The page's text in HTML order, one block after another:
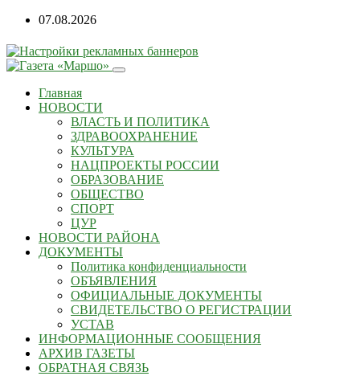
07.08.2026
Главная
НОВОСТИ
ВЛАСТЬ И ПОЛИТИКА
ЗДРАВООХРАНЕНИЕ
КУЛЬТУРА
НАЦПРОЕКТЫ РОССИИ
ОБРАЗОВАНИЕ
ОБЩЕСТВО
СПОРТ
ЦУР
НОВОСТИ РАЙОНА
ДОКУМЕНТЫ
Политика конфиденциальности
ОБЪЯВЛЕНИЯ
ОФИЦИАЛЬНЫЕ ДОКУМЕНТЫ
СВИДЕТЕЛЬСТВО О РЕГИСТРАЦИИ
УСТАВ
ИНФОРМАЦИОННЫЕ СООБЩЕНИЯ
АРХИВ ГАЗЕТЫ
ОБРАТНАЯ СВЯЗЬ